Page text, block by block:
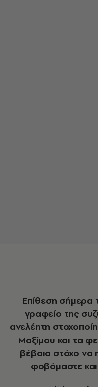
Επίθεση σήμερα το πρωί με γκαζάκια στο
γραφείο της
ανελέητη
Μαξίμου και τα
βέβαια στόχο να
φοβόμαστε